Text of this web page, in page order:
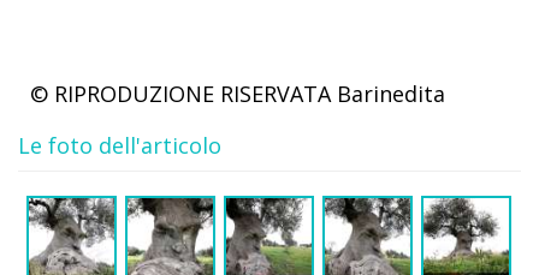
© RIPRODUZIONE RISERVATA Barinedita
Le foto dell'articolo